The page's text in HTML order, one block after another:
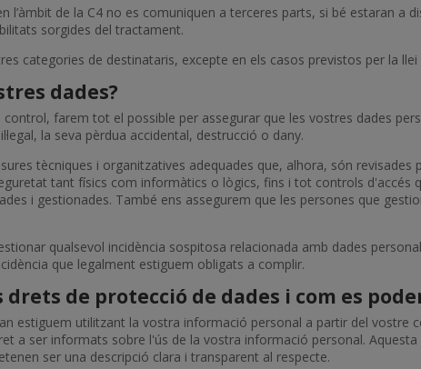
l’àmbit de la C4 no es comuniquen a terceres parts, si bé estaran a
sorgides del tractament.
categories de destinataris, excepte en els casos previstos per la
dades?
farem tot el possible per assegurar que les vostres dades
la seva pèrdua accidental, destrucció o dany.
tècniques i organitzatives adequades que, alhora, són
tant físics com informàtics o lògics, fins i tot controls d'accés
i gestionades. També ens assegurem que les persones que
qualsevol incidència sospitosa relacionada amb dades
que legalment estiguem obligats a complir.
de protecció de dades i com es
estiguem utilitzant la vostra informació personal a partir del
a ser informats sobre l'ús de la vostra informació personal.
ser una descripció clara i transparent al respecte.